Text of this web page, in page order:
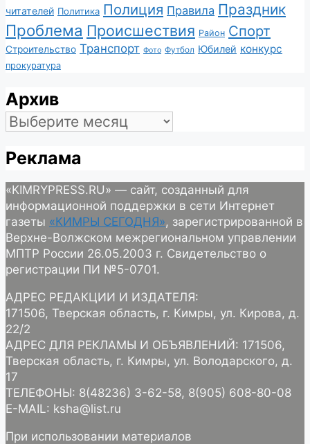
читателей Политика Полиция Правила Праздник
Проблема Происшествия Район Спорт
Строительство Транспорт Фото Футбол Юбилей конкурс
прокуратура
Архив
Архив
Реклама
«KIMRYPRESS.RU» — сайт, созданный для
информационной поддержки в сети Интернет
газеты «КИМРЫ СЕГОДНЯ», зарегистрированной в
Верхне-Волжском межрегиональном управлении
МПТР России 26.05.2003 г. Свидетельство о
регистрации ПИ №5-0701.
АДРЕС РЕДАКЦИИ И ИЗДАТЕЛЯ:
171506, Тверская область, г. Кимры, ул. Кирова, д.
22/2
АДРЕС ДЛЯ РЕКЛАМЫ И ОБЪЯВЛЕНИЙ: 171506,
Тверская область, г. Кимры, ул. Володарского, д.
17
ТЕЛЕФОНЫ: 8(48236) 3-62-58, 8(905) 608-80-08
E-MAIL: ksha@list.ru
При использовании материалов